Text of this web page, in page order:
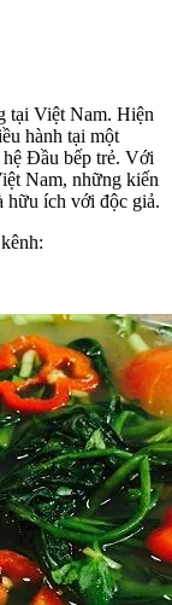
tại Việt Nam. Hiện
hành tại một
hệ Đầu bếp trẻ. Với
Nam, những kiến
hữu ích với độc giả.